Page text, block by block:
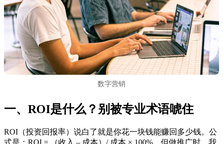
数字营销
一、ROI是什么？别被专业术语唬住
ROI（投资回报率）说白了就是你花一块钱能赚回多少钱。公
式是：ROI = （收入 – 成本）/ 成本 × 100%。但做推广时，我